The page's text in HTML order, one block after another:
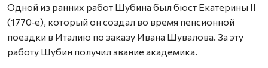
Одной из ранних работ Шубина был бюст Екатерины II
(1770‑е), который он создал во время пенсионной
поездки в Италию по заказу Ивана Шувалова. За эту
работу Шубин получил звание академика.